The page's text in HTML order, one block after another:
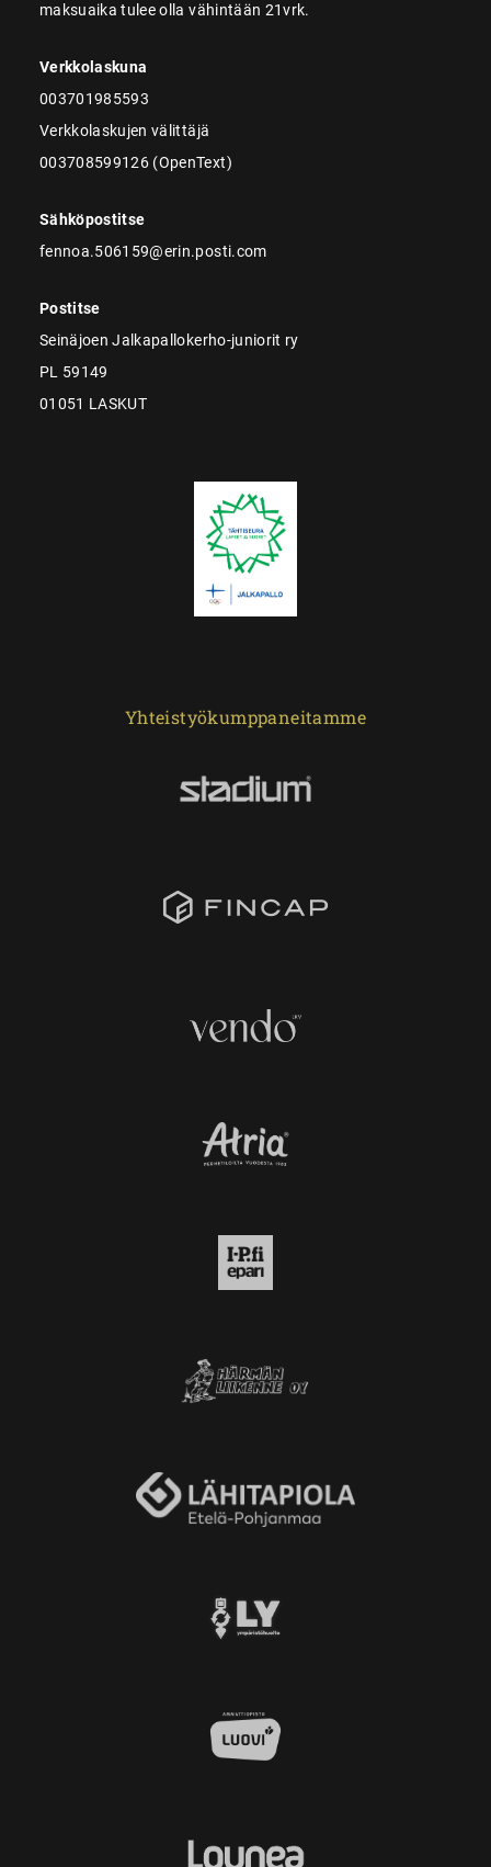
maksuaika tulee olla vähintään 21vrk.
Verkkolaskuna
003701985593
Verkkolaskujen välittäjä
003708599126 (OpenText)
Sähköpostitse
fennoa.506159@erin.posti.com
Postitse
Seinäjoen Jalkapallokerho-juniorit ry
PL 59149
01051 LASKUT
Yhteistyökumppaneitamme